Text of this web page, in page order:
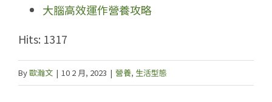
大腦高效運作營養攻略
Hits: 1317
By歐瀚文 | 10 2 月, 2023 | 營養, 生活型態